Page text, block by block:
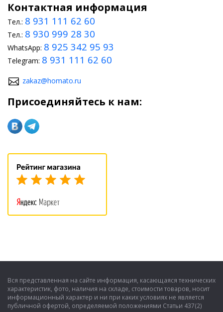
Контактная информация
Тел.: 8 931 111 62 60
Тел.: 8 930 999 28 30
WhatsApp: 8 925 342 95 93
Telegram: 8 931 111 62 60
zakaz@homato.ru
Присоединяйтесь к нам:
Вся представленная на сайте информация, касающаяся технических
характеристик, фото, наличия на складе, стоимости товаров, носит
информационный характер и ни при каких условиях не является
публичной офертой, определяемой положениями Статьи 437(2)